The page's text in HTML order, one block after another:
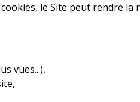
le Site peut rendre la
vues...),